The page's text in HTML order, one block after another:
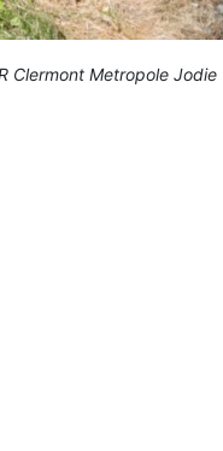
Clermont Metropole Jodie